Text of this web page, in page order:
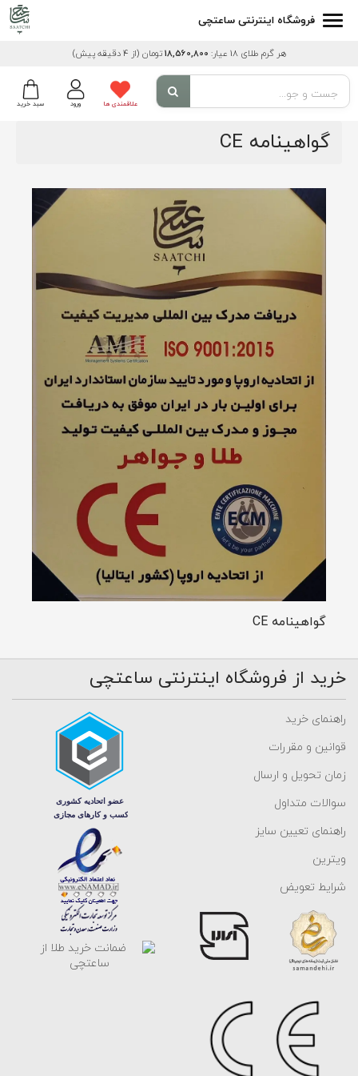
فروشگاه اینترنتی ساعتچی
هر گرم طلای 18 عیار: 18,560,800تومان (از 4 دقیقه پیش)
سبد خرید ورود علاقمندی ها
گواهینامه CE
گواهینامه CE
خرید از فروشگاه اینترنتی ساعتچی
راهنمای خرید
قوانین و مقررات
زمان تحویل و ارسال
سوالات متداول
راهنمای تعیین سایز
ویترین
شرایط تعویض